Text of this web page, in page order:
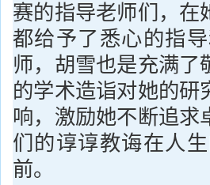
赛的指导老师们，在
都给予了悉心的指
师，胡雪也是充满了
的学术造诣对她的研
响，激励她不断追求
们的谆谆教诲在人
前。